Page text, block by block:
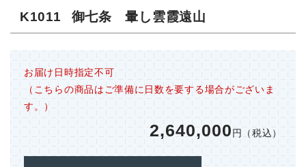
K1011 御七条 暈し雲霞遠山
お届け日時指定不可
（こちらの商品はご準備に日数を要する場合がございま
す。）
2,640,000円（税込）